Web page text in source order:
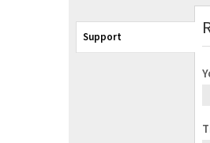
Support